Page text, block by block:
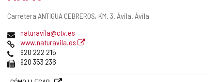
Dirección
Carretera ANTIGUA CEBREROS, KM. 3. Ávila. Ávila
Dirección
de
correo
electrónico
naturavila@ctv.es
Página
Web
www.naturavila.es
Teléfonos
920 222 215
Fax 920 353 236